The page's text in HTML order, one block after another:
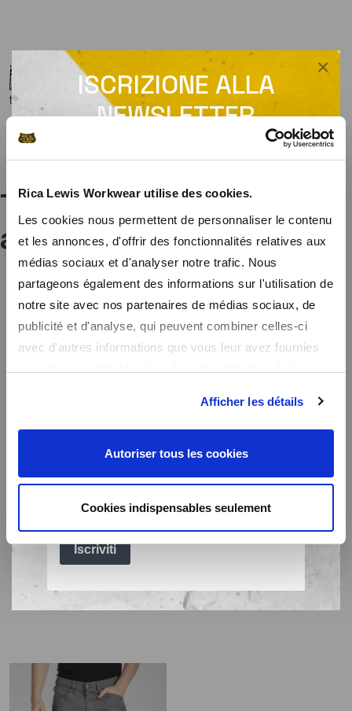
Rica Lewis Workwear utilise des cookies.
Les cookies nous permettent de personnaliser le contenu
et les annonces, d'offrir des fonctionnalités relatives aux
médias sociaux et d'analyser notre trafic. Nous
partageons également des informations sur l'utilisation de
notre site avec nos partenaires de médias sociaux, de
publicité et d'analyse, qui peuvent combiner celles-ci
avec d'autres informations que vous leur avez fournies
Afficher les détails
Autoriser tous les cookies
Cookies indispensables seulement
ISCRIZIONE ALLA
NEWSLETTER
Ricevi un codice promozionale per uno sconto
del 10% su tutto il sito
nostre offerte speciali e un codice promozionale di benvenuto per
×
Guida alle taglie-Consigli per la manutenzione -Vedere la scheda di
tracciabilità
Ti potrebbe interessare
anche...
Felpa con zip RICHIE
Giubbotto bomber in
89,99€